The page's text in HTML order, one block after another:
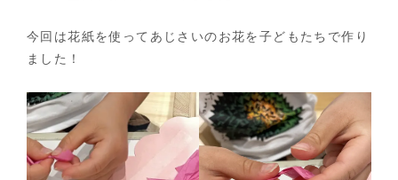
今回は花紙を使ってあじさいのお花を子どもたちで作り
ました！